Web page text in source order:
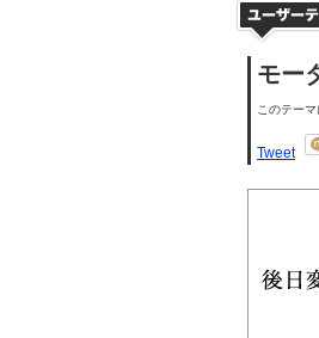
モー
このテー
Tweet